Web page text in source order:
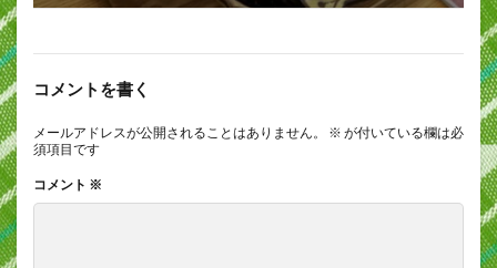
コメントを書く
メールアドレスが公開されることはありません。 ※ が付いている欄は必
須項目です
コメント ※